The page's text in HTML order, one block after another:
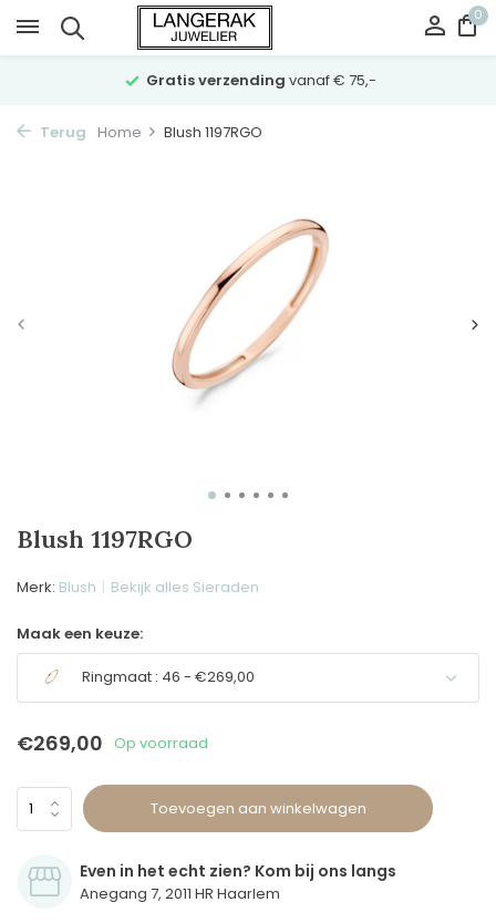
0
Gratis verzending vanaf € 75,-
Terug Home Blush 1197RGO
Blush 1197RGO
Merk: Blush Bekijk alles Sieraden
Maak een keuze:
Ringmaat : 46 - €269,00
€269,00 Op voorraad
Toevoegen aan winkelwagen
Even in het echt zien? Kom bij ons langs
Anegang 7, 2011 HR Haarlem